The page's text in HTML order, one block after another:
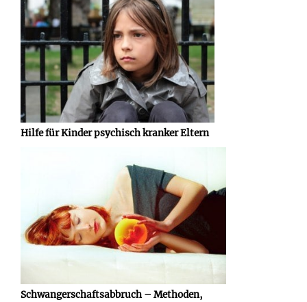
Hilfe für Kinder psychisch kranker Eltern
Schwangerschaftsabbruch – Methoden,